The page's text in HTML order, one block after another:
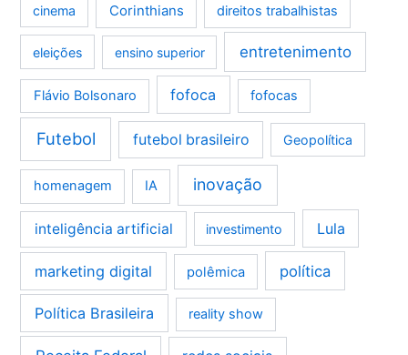
cinema Corinthians direitos trabalhistas
eleições ensino superior entretenimento
Flávio Bolsonaro fofoca fofocas
Futebol futebol brasileiro Geopolítica
homenagem IA inovação
inteligência artificial investimento Lula
marketing digital polêmica política
Política Brasileira reality show